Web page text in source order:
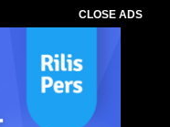
CLOSE ADS